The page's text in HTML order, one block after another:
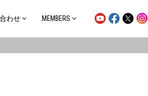
わせ .MEMBERS